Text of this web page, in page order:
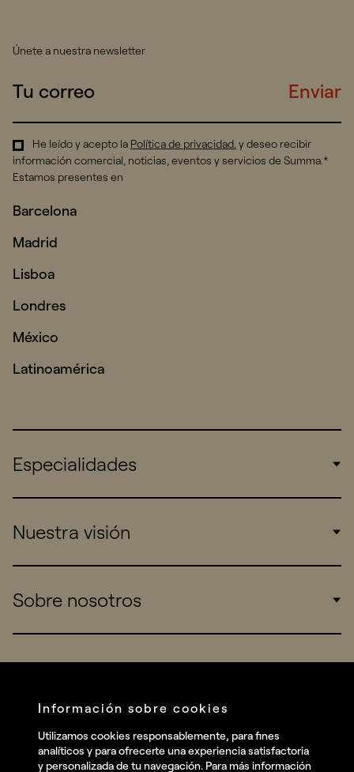
Únete a nuestra newsletter
Enviar
He leído y acepto la Política de privacidad. y deseo recibir
información comercial, noticias, eventos y servicios de Summa.*
Estamos presentes en
Barcelona
Madrid
Lisboa
Londres
México
Latinoamérica
Especialidades
Consumers
Startups
Nuestra visión
Work
Sobre nosotros
Talent
Contact
Instagram
Información sobre cookies
Utilizamos cookies responsablemente, para fines
analíticos y para ofrecerte una experiencia satisfactoria
y personalizada de tu navegación. Para más información